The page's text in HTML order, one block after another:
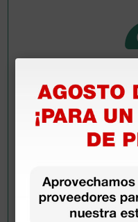
¿Todavía tienes
información?
Envía ahora mismo tu